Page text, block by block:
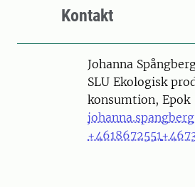
Kontakt
PersonJohanna
SLU Ekologisk
konsumtion, Epok
+4618672551